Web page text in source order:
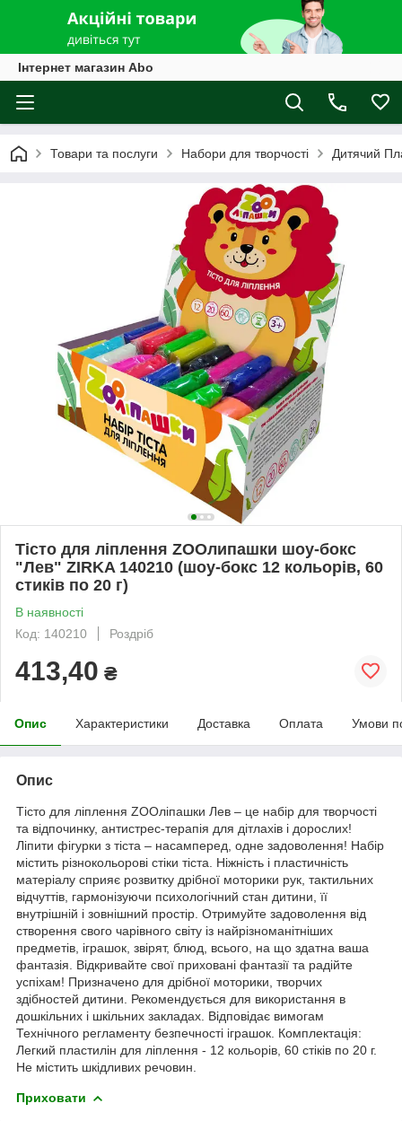
Інтернет магазин Abo
Товари та послуги Набори для творчості Дитячий
Тісто для ліплення ZOOлипашки шоу-бокс
"Лев" ZIRKA 140210 (шоу-бокс 12 кольорів, 60
стиків по 20 г)
В наявності
Код: 140210
Роздріб
413,40 ₴
Опис Характеристики Доставка Оплата Умови
Опис
Тісто для ліплення ZOOліпашки Лев – це набір для творчості
та відпочинку, антистрес-терапія для дітлахів і дорослих!
Ліпити фігурки з тіста – насамперед, одне задоволення! Набір
містить різнокольорові стіки тіста. Ніжність і пластичність
матеріалу сприяє розвитку дрібної моторики рук, тактильних
відчуттів, гармонізуючи психологічний стан дитини, її
внутрішній і зовнішний простір. Отримуйте задоволення від
створення свого чарівного світу із найрізноманітніших
предметів, іграшок, звірят, блюд, всього, на що здатна ваша
фантазія. Відкривайте свої приховані фантазії та радійте
успіхам! Призначено для дрібної моторики, творчих
здібностей дитини. Рекомендується для використання в
дошкільних і шкільних закладах. Відповідає вимогам
Технічного регламенту безпечності іграшок. Комплектація:
Легкий пластилін для ліплення - 12 кольорів, 60 стіків по 20 г.
Не містить шкідливих речовин.
Приховати